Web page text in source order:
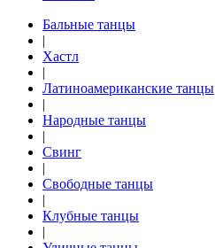
Бальные танцы
|
Хастл
|
Латиноамериканские танцы
|
Народные танцы
|
Свинг
|
Свободные танцы
|
Клубные танцы
|